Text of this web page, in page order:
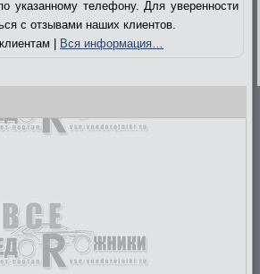
указанному телефону. Для уверенности
с отзывами наших клиентов.
| Вся информация…